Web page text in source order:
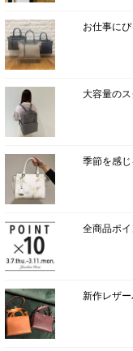
お仕事に
大容量の
季節を感
全商品ポ
新作レザー